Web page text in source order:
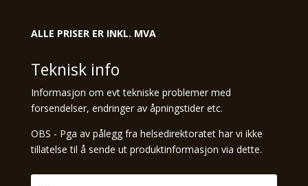
ALLE PRISER ER INKL. MVA
Teknisk info
Informasjon om evt tekniske problemer med
forsendelser, endringer av åpningstider etc.
OBS - Pga av pålegg fra helsedirektoratet har vi ikke
tillatelse til å sende ut produktinformasjon via dette.